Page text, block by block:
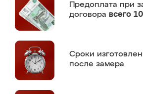
Предоплата при
договора всего
Сроки
после замера